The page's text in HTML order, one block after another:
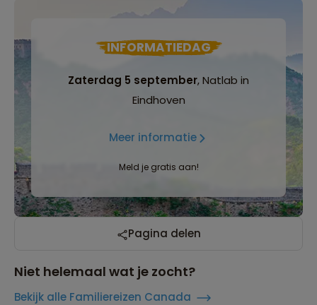
INFORMATIEDAG
Zaterdag 5 september, Natlab in
Eindhoven
Meer informatie
Meld je gratis aan!
Pagina delen
Niet helemaal wat je zocht?
Bekijk alle Familiereizen Canada